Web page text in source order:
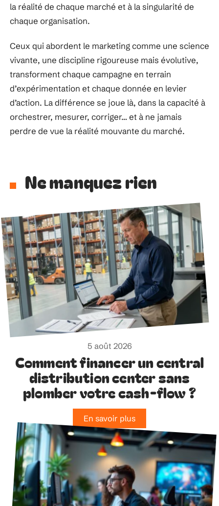
la réalité de chaque marché et à la singularité de
chaque organisation.
Ceux qui abordent le marketing comme une science
vivante, une discipline rigoureuse mais évolutive,
transforment chaque campagne en terrain
d’expérimentation et chaque donnée en levier
d’action. La différence se joue là, dans la capacité à
orchestrer, mesurer, corriger… et à ne jamais
perdre de vue la réalité mouvante du marché.
Ne manquez rien
5 août 2026
Comment financer un central
distribution center sans
plomber votre cash-flow ?
En savoir plus